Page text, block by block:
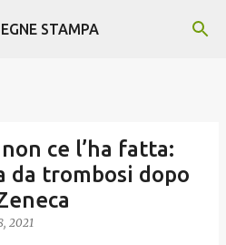
principali
STAMPA
ce l’ha fatta:
da trombosi dopo
2021